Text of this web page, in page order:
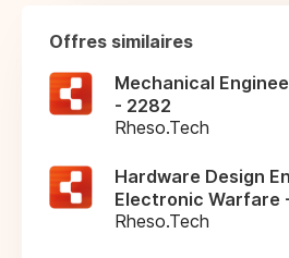
Offres similaires
Mechanical
- 2282
Rheso.Tech
Hardware Design
Electronic Warfare
Rheso.Tech